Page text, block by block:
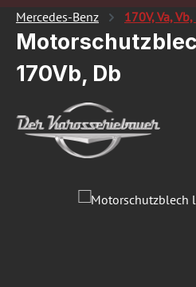
Mercedes-Benz 170V, Va,
170Vb, Db
Bildergalerie überspringen